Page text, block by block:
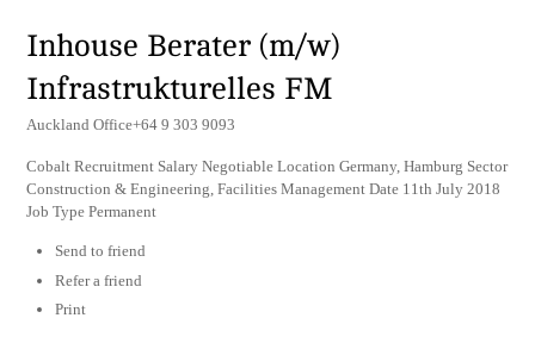
Inhouse Berater (m/w)
Infrastrukturelles FM
Auckland Office+64 9 303 9093
Cobalt Recruitment Salary Negotiable Location Germany, Hamburg Sector
Construction & Engineering, Facilities Management Date 11th July 2018
Job Type Permanent
Send to friend
Refer a friend
Print